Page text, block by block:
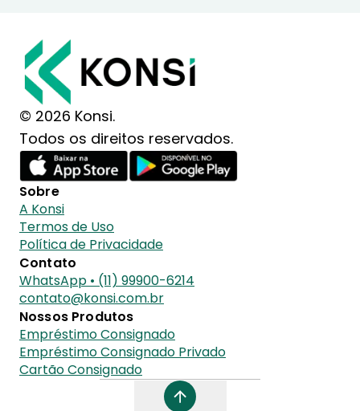
© 2026 Konsi.
Todos os direitos reservados.
Sobre
A Konsi
Termos de Uso
Política de Privacidade
Contato
WhatsApp • (11) 99900-6214
contato@konsi.com.br
Nossos Produtos
Empréstimo Consignado
Empréstimo Consignado Privado
Cartão Consignado